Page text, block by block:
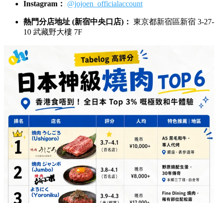
官方網站： Yakiniku Champion 官網
Instagram： @yakiniku_champion
總店地址 (惠比壽本店)：東京都澀谷區惠比壽南 1-2-8
雨宮大樓 1F
6. 敘敘苑 (敘々苑) 🥗
Tabelog 評分： 3.1 – 3.5
人均預算： 午市 ¥3,000+ / 晚市 ¥8,000+
特色亮點：
全日本家喻戶曉嘅燒肉連鎖巨頭！品質穩
定、分店極多。特別推薦佢哋嘅午市套餐（Lunch
Set），幾千円就能享用高質素和牛同埋招牌特製沙律，
性價比極高！
官方網站： 敘敘苑 官網